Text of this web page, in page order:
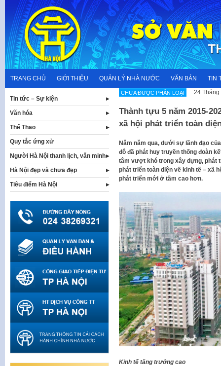
content
TRANG CHỦ GIỚI THIỆU QUẢN LÝ NHÀ NƯỚC VĂN BẢN TIN
CHƯA ĐƯỢC PHÂN LOẠI 24 Tháng
Thành tựu 5 năm 2015-
xã hội phát triển toàn
Năm năm qua, dưới sự lãnh đạo
đô đã phát huy truyền thống đoàn
tâm vượt khó trong xây dựng, phát
phát triển toàn diện về kinh tế – xã
phát triển mới ở tầm cao hơn.
Kinh tế tăng trưởng cao
Tin tức – Sự kiện
Văn hóa
Thể Thao
Quy tắc ứng xử
Người Hà Nội thanh lịch, văn minh
Hà Nội đẹp và chưa đẹp
Tiêu điểm Hà Nội